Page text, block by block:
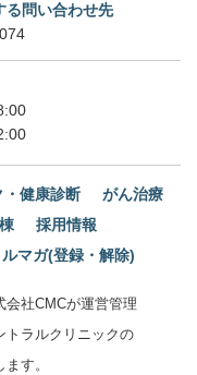
る問い合わせ先
・健康診断
がん治療
採用情報
ルマガ(登録・解除)
社CMCが運営管理
トラルクリニックの
す。